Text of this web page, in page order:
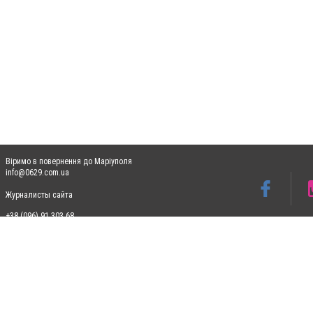
Віримо в повернення до Маріуполя
info@0629.com.ua
Журналисты сайта
+38 (096) 91 303 68